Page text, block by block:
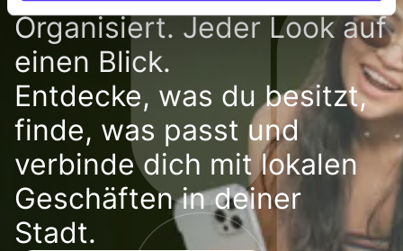
Organisiert. Jeder Look auf
einen Blick.
Entdecke, was du besitzt,
finde, was passt und
verbinde dich mit lokalen
Geschäften in deiner
Stadt.